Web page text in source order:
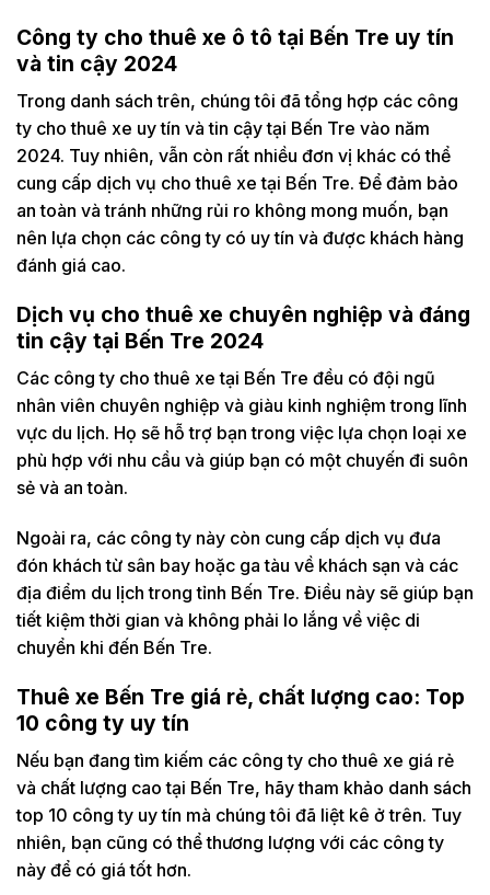
Công ty cho thuê xe ô tô tại Bến Tre uy tín
và tin cậy 2024
Trong danh sách trên, chúng tôi đã tổng hợp các công
ty cho thuê xe uy tín và tin cậy tại Bến Tre vào năm
2024. Tuy nhiên, vẫn còn rất nhiều đơn vị khác có thể
cung cấp dịch vụ cho thuê xe tại Bến Tre. Để đảm bảo
an toàn và tránh những rủi ro không mong muốn, bạn
nên lựa chọn các công ty có uy tín và được khách hàng
đánh giá cao.
Dịch vụ cho thuê xe chuyên nghiệp và đáng
tin cậy tại Bến Tre 2024
Các công ty cho thuê xe tại Bến Tre đều có đội ngũ
nhân viên chuyên nghiệp và giàu kinh nghiệm trong lĩnh
vực du lịch. Họ sẽ hỗ trợ bạn trong việc lựa chọn loại xe
phù hợp với nhu cầu và giúp bạn có một chuyến đi suôn
sẻ và an toàn.
Ngoài ra, các công ty này còn cung cấp dịch vụ đưa
đón khách từ sân bay hoặc ga tàu về khách sạn và các
địa điểm du lịch trong tỉnh Bến Tre. Điều này sẽ giúp bạn
tiết kiệm thời gian và không phải lo lắng về việc di
chuyển khi đến Bến Tre.
Thuê xe Bến Tre giá rẻ, chất lượng cao: Top
10 công ty uy tín
Nếu bạn đang tìm kiếm các công ty cho thuê xe giá rẻ
và chất lượng cao tại Bến Tre, hãy tham khảo danh sách
top 10 công ty uy tín mà chúng tôi đã liệt kê ở trên. Tuy
nhiên, bạn cũng có thể thương lượng với các công ty
này để có giá tốt hơn.